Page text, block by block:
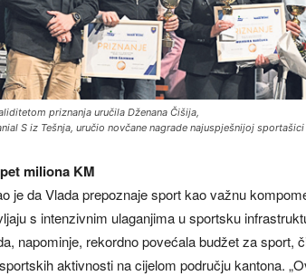
priznanja uručila Dženana Čišija,
S iz Tešnja, uručio novčane nagrade najuspješnijoj
miliona KM
je da Vlada prepoznaje sport kao važnu
s intenzivnim ulaganjima u sportsku
napominje, rekordno povećala budžet za sport,
aktivnosti na cijelom području kantona.